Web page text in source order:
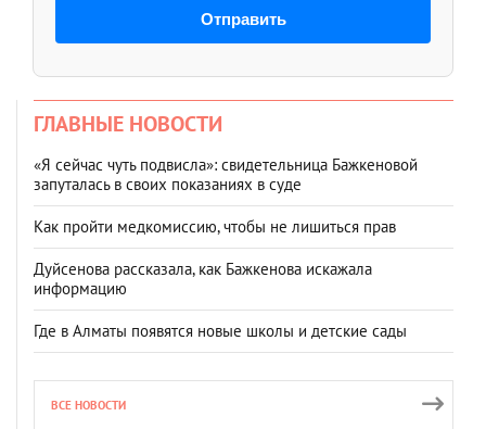
Отправить
ГЛАВНЫЕ НОВОСТИ
«Я сейчас чуть подвисла»: свидетельница Бажкеновой
запуталась в своих показаниях в суде
Как пройти медкомиссию, чтобы не лишиться прав
Дуйсенова рассказала, как Бажкенова искажала
информацию
Где в Алматы появятся новые школы и детские сады
ВСЕ НОВОСТИ